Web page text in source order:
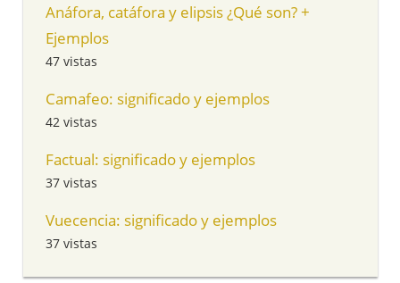
Anáfora, catáfora y elipsis ¿Qué son? +
Ejemplos
47 vistas
Camafeo: significado y ejemplos
42 vistas
Factual: significado y ejemplos
37 vistas
Vuecencia: significado y ejemplos
37 vistas